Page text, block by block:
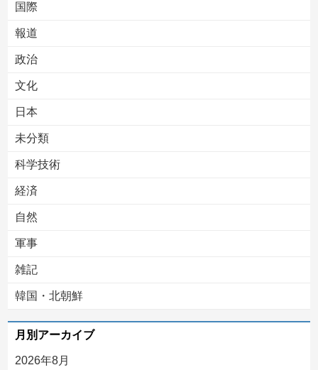
国際
報道
政治
文化
日本
未分類
科学技術
経済
自然
軍事
雑記
韓国・北朝鮮
月別アーカイブ
2026年8月